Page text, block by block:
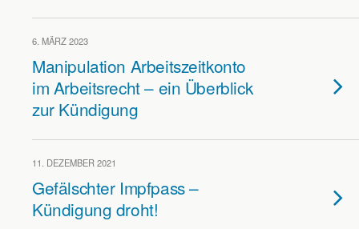
6. MÄRZ 2023
Manipulation Arbeitszeitkonto
im Arbeitsrecht – ein Überblick
zur Kündigung
11. DEZEMBER 2021
Gefälschter Impfpass –
Kündigung droht!